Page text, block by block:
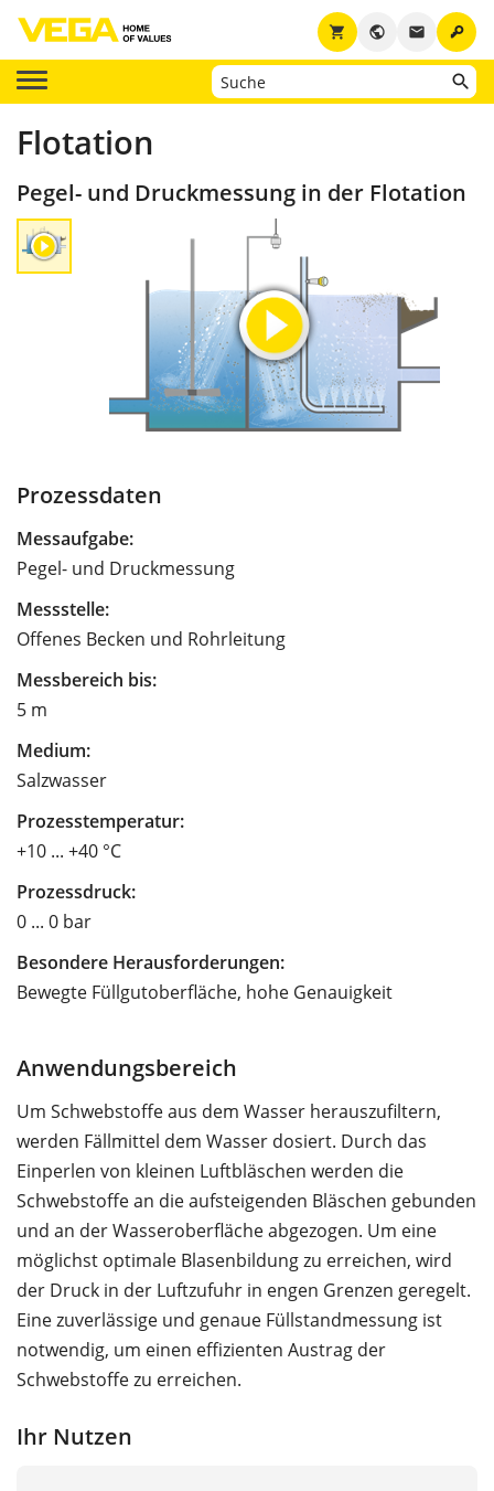
key
email
public
shopping_cart
Flotation
Pegel- und Druckmessung in der Flotation
Prozessdaten
Messaufgabe:
Pegel- und Druckmessung
Messstelle:
Offenes Becken und Rohrleitung
Messbereich bis:
5 m
Medium:
Salzwasser
Prozesstemperatur:
+10 ... +40 °C
Prozessdruck:
0 ... 0 bar
Besondere Herausforderungen:
Bewegte Füllgutoberfläche, hohe Genauigkeit
Anwendungsbereich
Um Schwebstoffe aus dem Wasser herauszufiltern,
werden Fällmittel dem Wasser dosiert. Durch das
Einperlen von kleinen Luftbläschen werden die
Schwebstoffe an die aufsteigenden Bläschen gebunden
und an der Wasseroberfläche abgezogen. Um eine
möglichst optimale Blasenbildung zu erreichen, wird
der Druck in der Luftzufuhr in engen Grenzen geregelt.
Eine zuverlässige und genaue Füllstandmessung ist
notwendig, um einen effizienten Austrag der
Schwebstoffe zu erreichen.
Ihr Nutzen